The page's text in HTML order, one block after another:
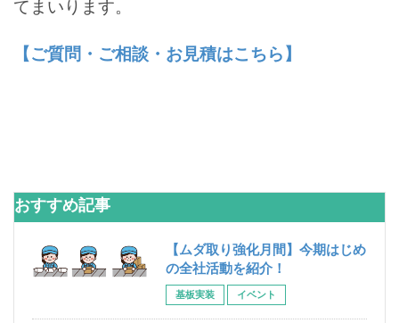
てまいります。
【ご質問・ご相談・お見積はこちら】
おすすめ記事
【ムダ取り強化月間】今期はじめ
の全社活動を紹介！
基板実装 イベント